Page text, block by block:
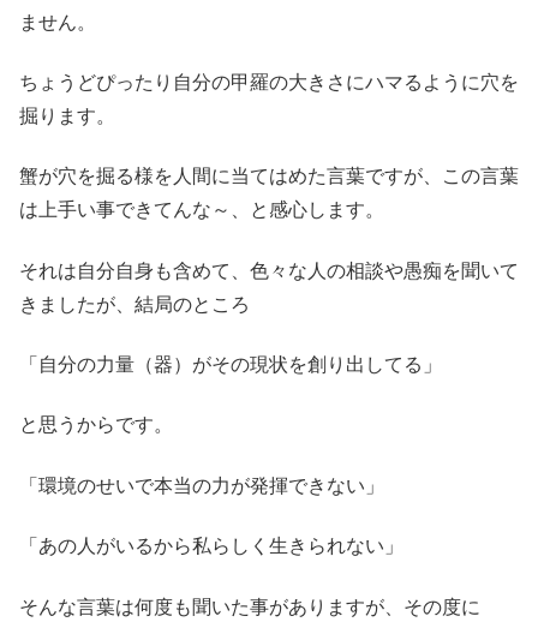
ません。
ちょうどぴったり自分の甲羅の大きさにハマるように穴を
掘ります。
蟹が穴を掘る様を人間に当てはめた言葉ですが、この言葉
は上手い事できてんな～、と感心します。
それは自分自身も含めて、色々な人の相談や愚痴を聞いて
きましたが、結局のところ
「自分の力量（器）がその現状を創り出してる」
と思うからです。
「環境のせいで本当の力が発揮できない」
「あの人がいるから私らしく生きられない」
そんな言葉は何度も聞いた事がありますが、その度に